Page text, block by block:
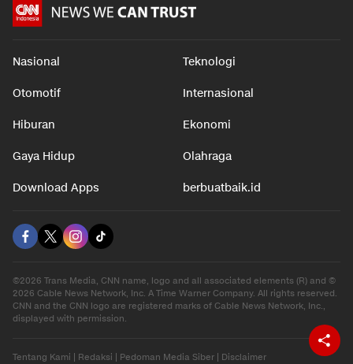
Nasional Teknologi
Otomotif Internasional
Hiburan Ekonomi
Gaya Hidup Olahraga
Download Apps berbuatbaik.id
©2026 Trans Media, CNN name, logo and all associated elements (R) and ©
2026 Cable News Network, Inc. A Time Warner Company. All rights reserved.
CNN and the CNN logo are registered marks of Cable News Network, Inc.,
displayed with permission.
Tentang Kami Redaksi Pedoman Media Siber Disclaimer